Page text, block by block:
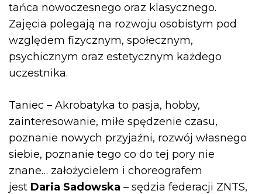
tańca nowoczesnego oraz klasycznego.
Zajęcia polegają na rozwoju osobistym pod
względem fizycznym, społecznym,
psychicznym oraz estetycznym każdego
uczestnika.
Taniec – Akrobatyka to pasja, hobby,
zainteresowanie, miłe spędzenie czasu,
poznanie nowych przyjaźni, rozwój własnego
siebie, poznanie tego co do tej pory nie
znane… założycielem i choreografem
jest Daria Sadowska – sędzia federacji ZNTS,